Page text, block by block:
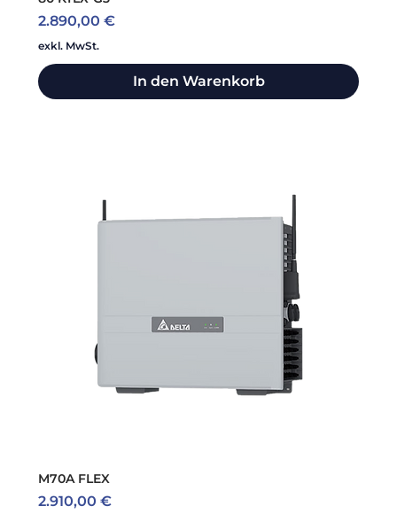
Preis
2.890,00 €
exkl. MwSt.
In den Warenkorb
M70A FLEX
Preis
2.910,00 €